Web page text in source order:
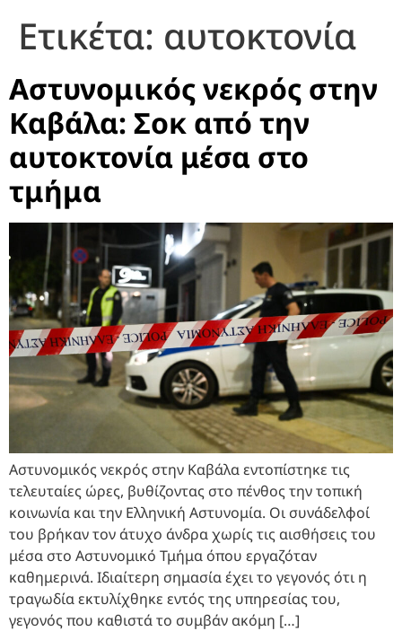
Ετικέτα: αυτοκτονία
Αστυνομικός νεκρός στην
Καβάλα: Σοκ από την
αυτοκτονία μέσα στο
τμήμα
Αστυνομικός νεκρός στην Καβάλα εντοπίστηκε τις
τελευταίες ώρες, βυθίζοντας στο πένθος την τοπική
κοινωνία και την Ελληνική Αστυνομία. Οι συνάδελφοί
του βρήκαν τον άτυχο άνδρα χωρίς τις αισθήσεις του
μέσα στο Αστυνομικό Τμήμα όπου εργαζόταν
καθημερινά. Ιδιαίτερη σημασία έχει το γεγονός ότι η
τραγωδία εκτυλίχθηκε εντός της υπηρεσίας του,
γεγονός που καθιστά το συμβάν ακόμη […]